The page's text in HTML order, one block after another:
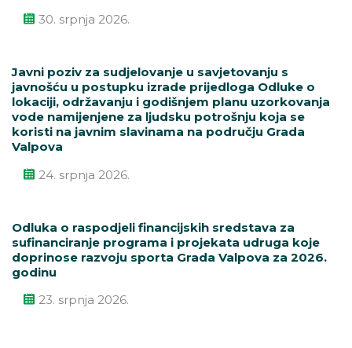
30. srpnja 2026.
Javni poziv za sudjelovanje u savjetovanju s
javnošću u postupku izrade prijedloga Odluke o
lokaciji, održavanju i godišnjem planu uzorkovanja
vode namijenjene za ljudsku potrošnju koja se
koristi na javnim slavinama na području Grada
Valpova
24. srpnja 2026.
Odluka o raspodjeli financijskih sredstava za
sufinanciranje programa i projekata udruga koje
doprinose razvoju sporta Grada Valpova za 2026.
godinu
23. srpnja 2026.